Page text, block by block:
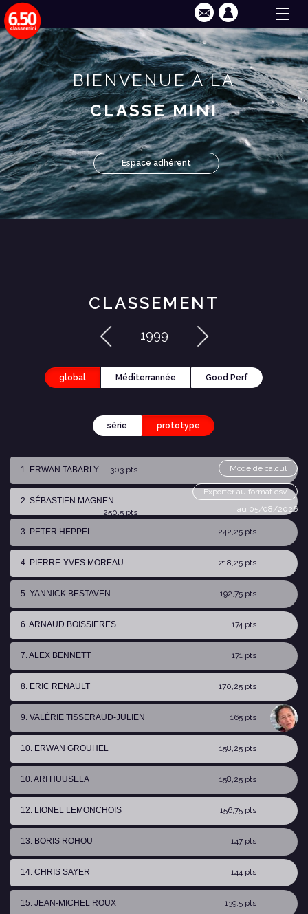
BIENVENUE À LA
CLASSE MINI
Espace adhérent
CLASSEMENT
1999
global Méditerrannée Good Perf
série prototype
Mode de calcul
Exporter au format csv
au 05/08/2026
1. ERWAN TABARLY 303 pts
2. SÉBASTIEN MAGNEN
250,5 pts
3. PETER HEPPEL
242,25 pts
4. PIERRE-YVES MOREAU 218,25 pts
5. YANNICK BESTAVEN 192,75 pts
6. ARNAUD BOISSIERES 174 pts
7. ALEX BENNETT 171 pts
8. ERIC RENAULT 170,25 pts
9. VALÉRIE TISSERAUD-JULIEN 165 pts
10. ERWAN GROUHEL 158,25 pts
10. ARI HUUSELA 158,25 pts
12. LIONEL LEMONCHOIS 156,75 pts
13. BORIS ROHOU 147 pts
14. CHRIS SAYER 144 pts
15. JEAN-MICHEL ROUX 139,5 pts